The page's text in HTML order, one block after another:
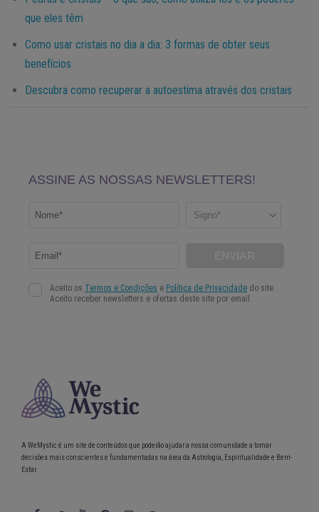
que eles têm
Como usar cristais no dia a dia: 3 formas de obter seus
benefícios
Descubra como recuperar a autoestima através dos cristais
A WeMystic é um site de conteúdos que poderão ajudar a nossa comunidade a tomar
decisões mais conscientes e fundamentadas na área da Astrologia, Espiritualidade e Bem-
Estar.